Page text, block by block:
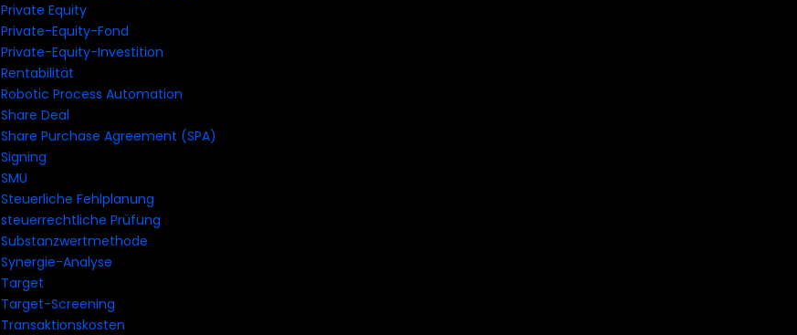
Private Equity
Private-Equity-Fond
Private-Equity-Investition
Rentabilität
Robotic Process Automation
Share Deal
Share Purchase Agreement (SPA)
Signing
SMU
Steuerliche Fehlplanung
steuerrechtliche Prüfung
Substanzwertmethode
Synergie-Analyse
Target
Target-Screening
Transaktionskosten